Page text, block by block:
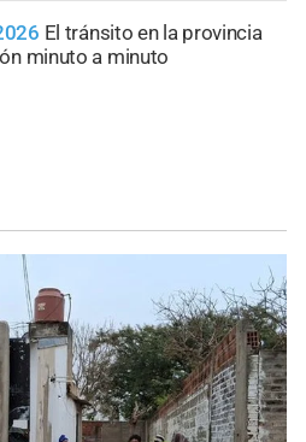
El tránsito en la provincia
minuto a minuto